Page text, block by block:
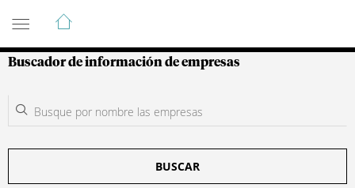
Guía de Empresas Colombianas
Buscador de información de empresas
BUSCAR